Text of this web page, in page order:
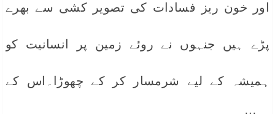
اور خون ریز فسادات کی تصویر کشی سے بھرے
پڑے ہیں جنہوں نے روئے زمین پر انسانیت کو
ہمیشہ کے لیے شرمسار کر کے چھوڑا۔اس کے